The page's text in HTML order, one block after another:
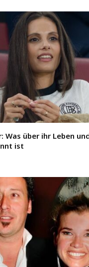
Was über ihr Leben
ist